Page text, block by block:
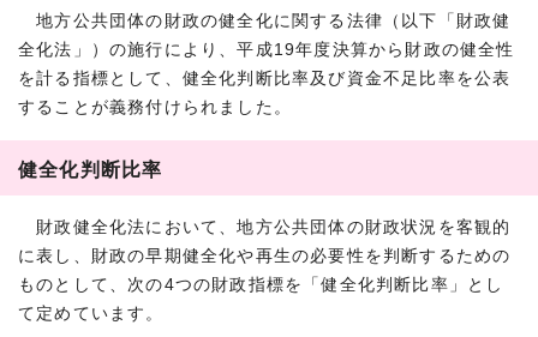
地方公共団体の財政の健全化に関する法律（以下「財政健
全化法」）の施行により、平成19年度決算から財政の健全性
を計る指標として、健全化判断比率及び資金不足比率を公表
することが義務付けられました。
健全化判断比率
財政健全化法において、地方公共団体の財政状況を客観的
に表し、財政の早期健全化や再生の必要性を判断するための
ものとして、次の4つの財政指標を「健全化判断比率」とし
て定めています。